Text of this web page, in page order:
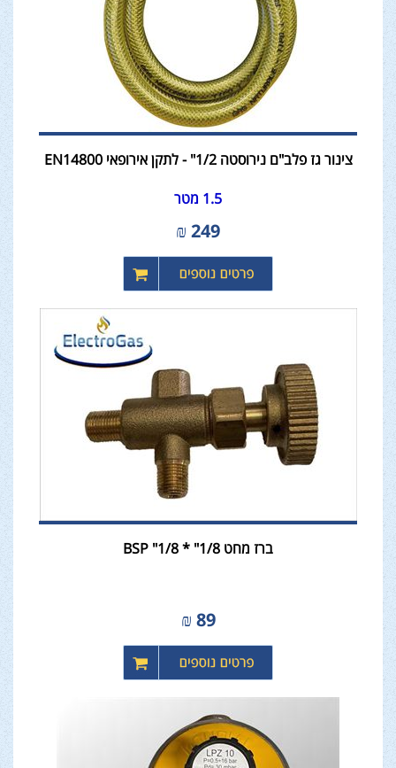
צינור גז פלב"ם נירוסטה 1/2" - לתקן אירופאי EN14800
1.5 מטר
249
₪
ברז מחט 1/8" * 1/8" BSP
89
₪